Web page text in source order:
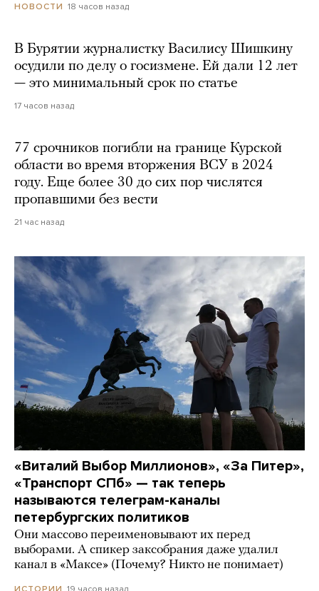
НОВОСТИ 18 часов назад
В Бурятии журналистку Василису Шишкину
осудили по делу о госизмене. Ей дали 12 лет
— это минимальный срок по статье
17 часов назад
77 срочников погибли на границе Курской
области во время вторжения ВСУ в 2024
году. Еще более 30 до сих пор числятся
пропавшими без вести
21 час назад
«Виталий Выбор Миллионов», «За Питер»,
«Транспорт СПб» — так теперь
называются телеграм-каналы
петербургских политиков
Они массово переименовывают их перед
выборами. А спикер заксобрания даже удалил
канал в «Максе» (Почему? Никто не понимает)
ИСТОРИИ 19 часов назад